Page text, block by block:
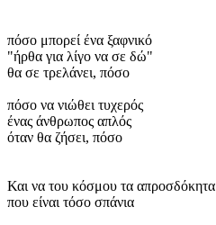
πόσο μπορεί ένα ξαφνικό
"ήρθα για λίγο να σε δώ"
θα σε τρελάνει, πόσο
πόσο να νιώθει τυχερός
ένας άνθρωπος απλός
όταν θα ζήσει, πόσο
Και να του κόσμου τα απροσδόκητα
που είναι τόσο σπάνια